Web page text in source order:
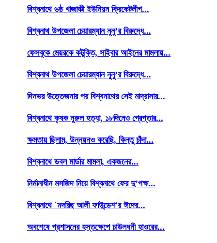
বিশ্বনাথে ৬ষ্ঠ খাজাঞ্চী ইউনিয়ন ক্রিকেটলীগ...
বিশ্বনাথ উপজেলা চেয়ারম্যান নুনু’র বিরুদ্ধে...
ফেসবুকে মেয়রকে কটুক্তি, সাইবার আইনের মামলায়...
বিশ্বনাথ উপজেলা চেয়ারম্যান নুনু’র বিরুদ্ধে...
দিনভর উত্তেজনার পর বিশ্বনাথের সেই মাদ্রাসার...
বিশ্বনাথে কৃষক নুরুল হত্যা, ১৮দিনেও গ্রেপ্তার...
ক্ষমতায় ছিলাম, উন্নয়নও করেছি, কিন্তু চাঁদা...
বিশ্বনাথে ডবল মার্ডার মামলা, একজনের...
নির্মানাধীন মসজিদ নিয়ে বিশ্বনাথে ফের দু’পক্ষ...
বিশ্বনাথে `মদরিছ আলী ফাউন্ডেশ'র ঈদের...
অবশেষে প্রশাসনের হস্তক্ষেপে চাউলধনী হাওরের...